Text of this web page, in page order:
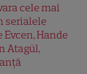
cele mai
serialele
Hande
Atagül,